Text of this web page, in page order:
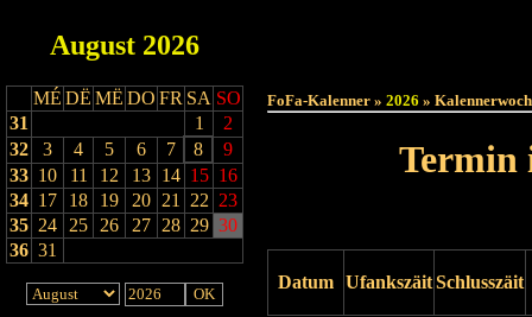
August 2026
MÉ DË MË DO FR SA SO
31
1
2
32
3 4 5 6 7 8
9
33 10 11 12 13 14 15 16
34 17 18 19 20 21 22 23
35 24 25 26 27 28 29 30
36 31
FoFa-Kalenner » 2026 »
Termin
Datum UfankszäitSchlusszäit